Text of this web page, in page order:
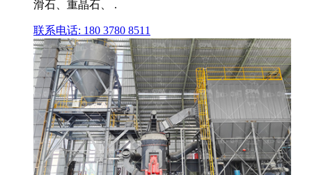
滑石、重晶石、 .
联系电话: 180 3780 8511